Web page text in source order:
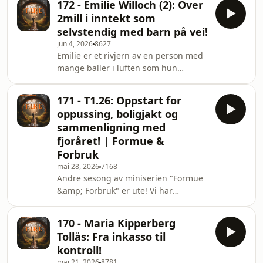
Ralf:099 - Ralf Lofstad (1):
&aring; gj&oslash;re om du ikke har
det!Bruk noen minutter p&aring;
temaet s&aring; kan du slappe ekstra
av i sommer! H&oslash;res det
spennende ut? Sjekk ut dagens
episode!Hva er det du venter
p&aring;? Press play!Innhold nevnt i
episoden:Pensjonskalkulator
172 - Emilie Willoch (2): Over
2mill i inntekt som
selvstendig med barn på vei!
jun 4, 20268627
Emilie er et rivjern av en person med
mange baller i luften som hun
livet enda en vending n&aring;r hun
skal bli mor, noe hun rigger jogg og
privatliv for &aring; kunne takle
fint.H&oslash;res det spennende ut?
Press play! Se samtalen p&aring;
YouTube&nbsp; Gjestens sosiale
medier:Instagram: @homewithmila
&amp; @levelspoddenLeve
171 - T1.26: Oppstart for
oppussing, boligjakt og
sammenligning med
fjoråret! | Formue &
Forbruk
mai 28, 20267168
Andre sesong av miniserien "Formue
&amp; Forbruk" er ute! Vi har
hele tiden &aring; forbedre dette
formatet!Liker du grafer og tall
s&aring; anbefales det &aring; se
170 - Maria Kipperberg
Tollås: Fra inkasso til
kontroll!